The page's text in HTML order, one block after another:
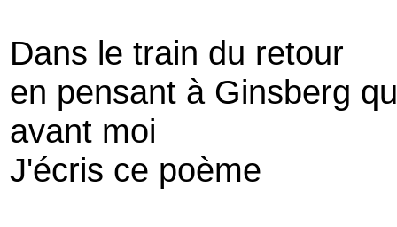
Dans le train du retour
en pensant à Ginsberg
avant moi
J'écris ce poème